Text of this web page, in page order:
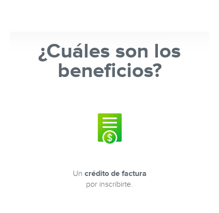
¿Cuáles son los
beneficios?
Un crédito de factura
por inscribirte.